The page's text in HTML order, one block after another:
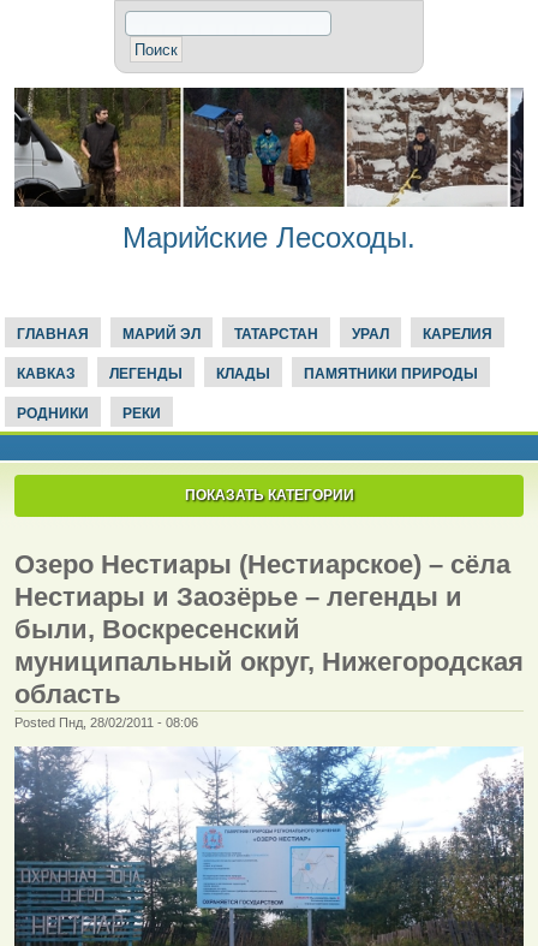
Марийские Лесоходы.
ГЛАВНАЯ МАРИЙ ЭЛ ТАТАРСТАН УРАЛ КАРЕЛИЯ
КАВКАЗ ЛЕГЕНДЫ КЛАДЫ ПАМЯТНИКИ ПРИРОДЫ
РОДНИКИ РЕКИ
ПОКАЗАТЬ КАТЕГОРИИ
Озеро Нестиары (Нестиарское) – сёла
Нестиары и Заозёрье – легенды и
были, Воскресенский
муниципальный округ, Нижегородская
область
Posted Пнд, 28/02/2011 - 08:06